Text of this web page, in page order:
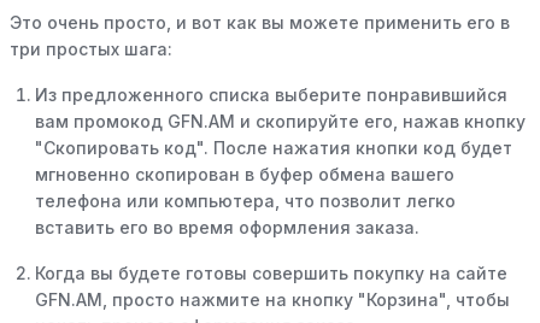
Это очень просто, и вот как вы можете применить его в
три простых шага:
Из предложенного списка выберите понравившийся
вам промокод GFN.AM и скопируйте его, нажав кнопку
"Скопировать код". После нажатия кнопки код будет
мгновенно скопирован в буфер обмена вашего
телефона или компьютера, что позволит легко
вставить его во время оформления заказа.
Когда вы будете готовы совершить покупку на сайте
GFN.AM, просто нажмите на кнопку "Корзина", чтобы